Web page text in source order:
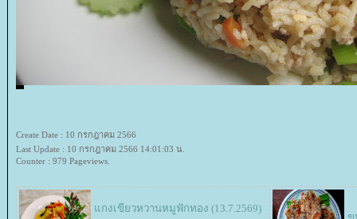
Create Date : 10 กรกฎาคม 2566
Last Update : 10 กรกฎาคม 2566 14:01:03 น.
Counter : 979 Pageviews.
กงเขียวหวานหมูฟักทอง (13.7.2569)